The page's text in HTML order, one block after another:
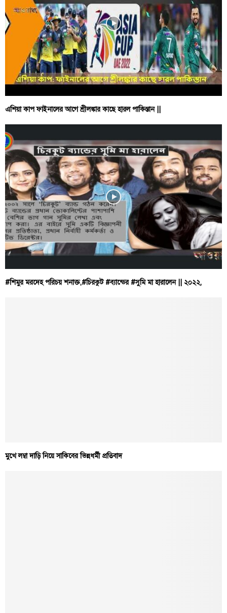
এশিয়া কাপ ফাইনালের আগে শ্রীলঙ্কার কাছে হারল পাকিস্তান ||
#শিমুর মরদেহ পরিচয় শনাক্ত,#চিরকুট #ব্যান্ডের #সুমি মা হারালেন || ২০২২,
মুখে লম্বা দাড়ি নিয়ে সাকিবের ভিন্নধর্মী প্রতিবাদ